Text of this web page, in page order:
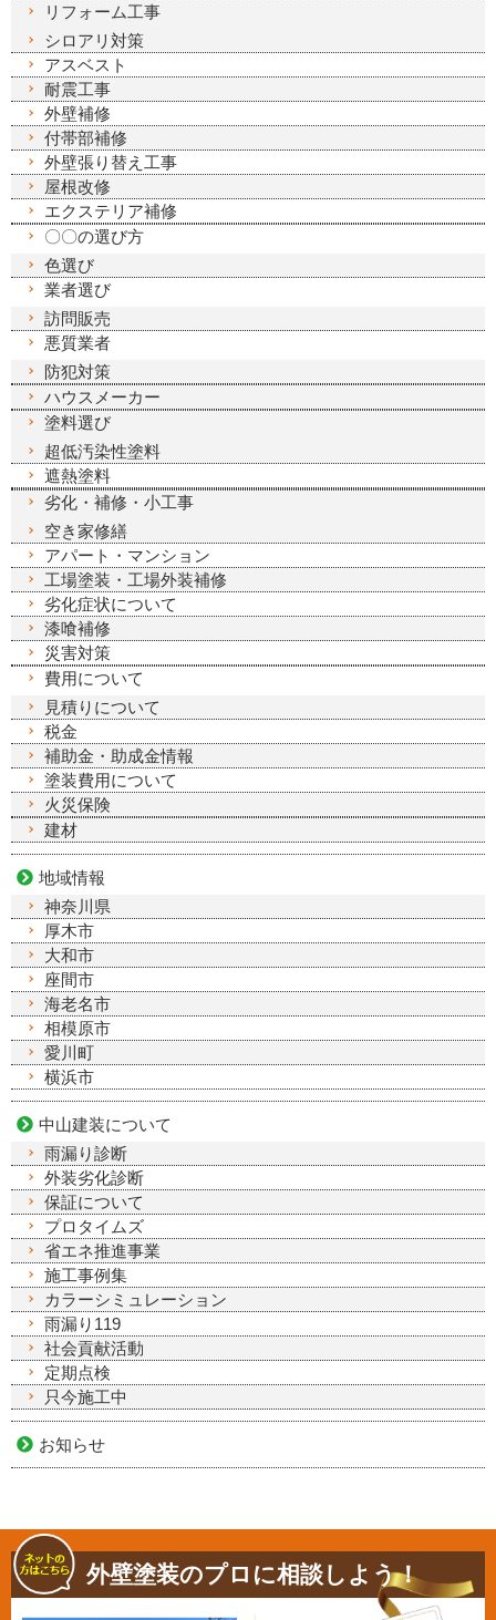
リフォーム工事
シロアリ対策
アスベスト
耐震工事
外壁補修
付帯部補修
外壁張り替え工事
屋根改修
エクステリア補修
〇〇の選び方
色選び
業者選び
訪問販売
悪質業者
防犯対策
ハウスメーカー
塗料選び
超低汚染性塗料
遮熱塗料
劣化・補修・小工事
空き家修繕
アパート・マンション
工場塗装・工場外装補修
劣化症状について
漆喰補修
災害対策
費用について
見積りについて
税金
補助金・助成金情報
塗装費用について
火災保険
建材
地域情報
神奈川県
厚木市
大和市
座間市
海老名市
相模原市
愛川町
横浜市
中山建装について
雨漏り診断
外装劣化診断
保証について
プロタイムズ
省エネ推進事業
施工事例集
カラーシミュレーション
雨漏り119
社会貢献活動
定期点検
只今施工中
お知らせ
外壁塗装のプロに相談しよう！